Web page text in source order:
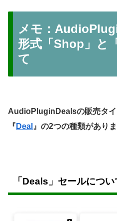
メモ：
形式「Shop」と
て
AudioPluginDealsの販売タイ
『 Deal 』の2つの種類がありま
「Deals」セールについ